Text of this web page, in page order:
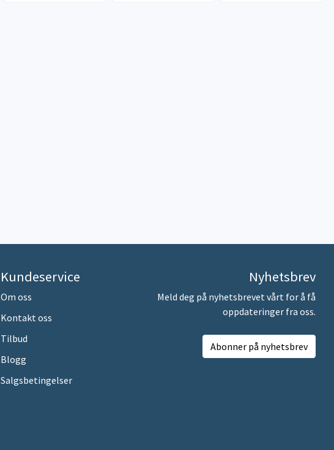
Kundeservice
Om oss
Kontakt oss
Tilbud
Blogg
Salgsbetingelser
Nyhetsbrev
Meld deg på nyhetsbrevet vårt for å få
oppdateringer fra oss.
Abonner på nyhetsbrev